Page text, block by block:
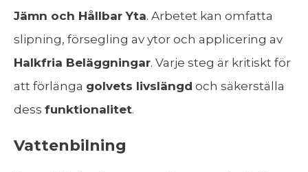
Jämn och Hållbar Yta. Arbetet kan omfatta
slipning, försegling av ytor och applicering av
Halkfria Beläggningar. Varje steg är kritiskt för
att förlänga golvets livslängd och säkerställa
dess funktionalitet.
Vattenbilning